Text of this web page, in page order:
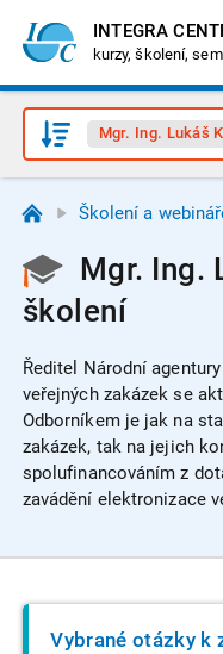
INTEGRA
kurzy, školení,
Mgr. Ing. Lukáš
Školení a
Mgr. Ing.
školení
Ředitel Národní
veřejných zakázek se
Odborníkem je jak na
zakázek, tak na jejich
spolufinancováním z
zavádění elektronizace
Vybrané otázky k